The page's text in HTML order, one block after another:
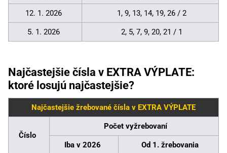
12. 1. 2026 1, 9, 13, 14, 19, 26 / 2
5. 1. 2026 2, 5, 7, 9, 20, 21 / 1
Najčastejšie čísla v EXTRA VÝPLATE:
ktoré losujú najčastejšie?
Najčastejšie žrebované čísla v EXTRA VÝPLATE
Číslo
Počet vyžrebovaní
Iba v 2026 Od 1. žrebovania